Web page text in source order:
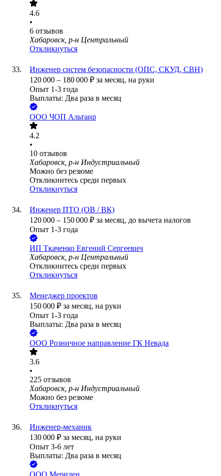
4.6
•
6 отзывов
Хабаровск, р-н Центральный
Откликнуться
Инженер систем безопасности (ОПС, СКУД, СВН)
120 000 – 180 000 ₽ за месяц, на руки
Опыт 1-3 года
Выплаты: Два раза в месяц
ООО ЧОП Альтаир
4.2
•
10 отзывов
Хабаровск, р-н Индустриальный
Можно без резюме
Откликнитесь среди первых
Откликнуться
Инженер ПТО (ОВ / ВК)
120 000 – 150 000 ₽ за месяц, до вычета налогов
Опыт 1-3 года
ИП Ткаченко Евгений Сергеевич
Хабаровск, р-н Центральный
Откликнитесь среди первых
Откликнуться
Менеджер проектов
150 000 ₽ за месяц, на руки
Опыт 1-3 года
Выплаты: Два раза в месяц
ООО Розничное направление ГК Невада
3.6
•
225 отзывов
Хабаровск, р-н Индустриальный
Можно без резюме
Откликнуться
Инженер-механик
130 000 ₽ за месяц, на руки
Опыт 3-6 лет
Выплаты: Два раза в месяц